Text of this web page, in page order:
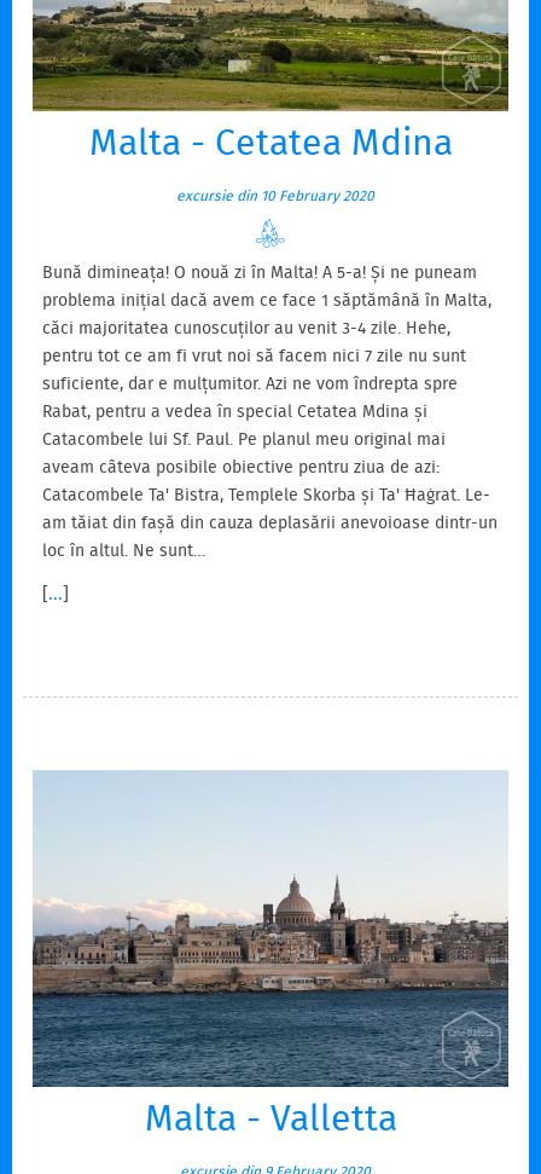
Malta - Cetatea Mdina
excursie din 10 February 2020
Bună dimineața! O nouă zi în Malta! A 5-a! Și ne puneam
problema inițial dacă avem ce face 1 săptămână în Malta,
căci majoritatea cunoscuților au venit 3-4 zile. Hehe,
pentru tot ce am fi vrut noi să facem nici 7 zile nu sunt
suficiente, dar e mulțumitor. Azi ne vom îndrepta spre
Rabat, pentru a vedea în special Cetatea Mdina și
Catacombele lui Sf. Paul. Pe planul meu original mai
aveam câteva posibile obiective pentru ziua de azi:
Catacombele Ta' Bistra, Templele Skorba și Ta' Ħaġrat. Le-
am tăiat din fașă din cauza deplasării anevoioase dintr-un
loc în altul. Ne sunt…
[...]
Malta - Valletta